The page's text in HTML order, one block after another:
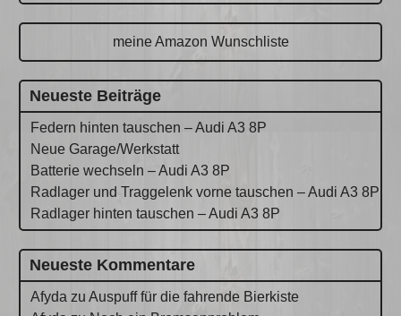
meine Amazon Wunschliste
Neueste Beiträge
Federn hinten tauschen – Audi A3 8P
Neue Garage/Werkstatt
Batterie wechseln – Audi A3 8P
Radlager und Traggelenk vorne tauschen – Audi A3 8P
Radlager hinten tauschen – Audi A3 8P
Neueste Kommentare
Afyda zuAuspuff für die fahrende Bierkiste